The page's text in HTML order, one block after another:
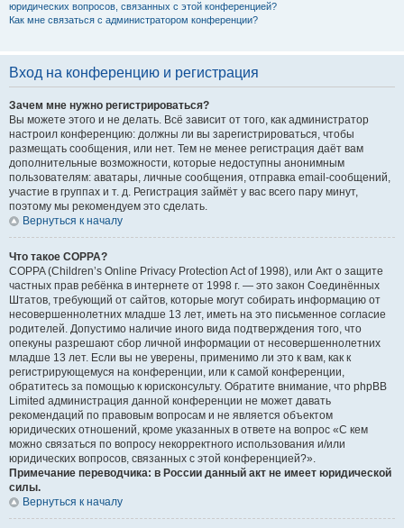
юридических вопросов, связанных с этой конференцией?
Как мне связаться с администратором конференции?
Вход на конференцию и регистрация
Зачем мне нужно регистрироваться?
Вы можете этого и не делать. Всё зависит от того, как администратор
настроил конференцию: должны ли вы зарегистрироваться, чтобы
размещать сообщения, или нет. Тем не менее регистрация даёт вам
дополнительные возможности, которые недоступны анонимным
пользователям: аватары, личные сообщения, отправка email-сообщений,
участие в группах и т. д. Регистрация займёт у вас всего пару минут,
поэтому мы рекомендуем это сделать.
Вернуться к началу
Что такое COPPA?
COPPA (Children’s Online Privacy Protection Act of 1998), или Акт о защите
частных прав ребёнка в интернете от 1998 г. — это закон Соединённых
Штатов, требующий от сайтов, которые могут собирать информацию от
несовершеннолетних младше 13 лет, иметь на это письменное согласие
родителей. Допустимо наличие иного вида подтверждения того, что
опекуны разрешают сбор личной информации от несовершеннолетних
младше 13 лет. Если вы не уверены, применимо ли это к вам, как к
регистрирующемуся на конференции, или к самой конференции,
обратитесь за помощью к юрисконсульту. Обратите внимание, что phpBB
Limited администрация данной конференции не может давать
рекомендаций по правовым вопросам и не является объектом
юридических отношений, кроме указанных в ответе на вопрос «С кем
можно связаться по вопросу некорректного использования и/или
юридических вопросов, связанных с этой конференцией?».
Примечание переводчика: в России данный акт не имеет юридической
силы.
Вернуться к началу